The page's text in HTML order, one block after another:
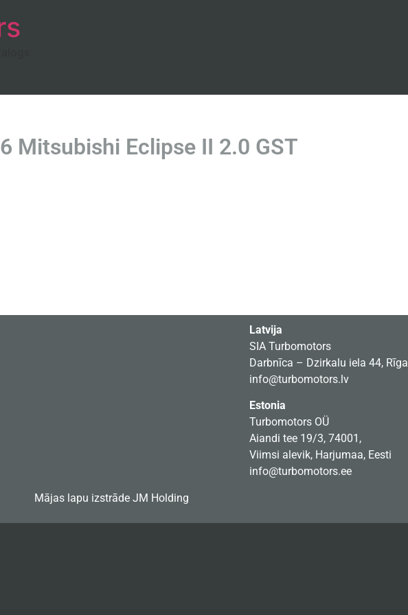
Mitsubishi Eclipse II 2.0 GST
Mājas lapu izstrāde JM Holding
Latvija
SIA Turbomotors
Darbnīca – Dzirkalu iela 44, Rīga
info@turbomotors.lv
Estonia
Turbomotors OÜ
Aiandi tee 19/3, 74001,
Viimsi alevik, Harjumaa, Eesti
info@turbomotors.ee